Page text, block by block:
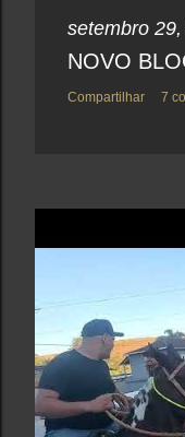
setembro 29,
NOVO
Compartilhar 7